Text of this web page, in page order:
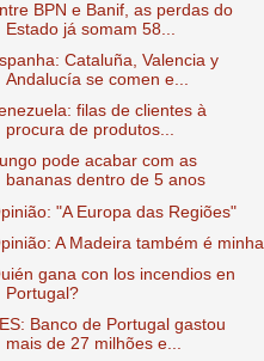
BPN e Banif, as perdas do
Estado já somam 58...
Cataluña, Valencia y
Andalucía se comen e...
filas de clientes à
procura de produtos...
pode acabar com as
bananas dentro de 5 anos
"A Europa das Regiões"
A Madeira também é minha
gana con los incendios en
Portugal?
Banco de Portugal gastou
mais de 27 milhões e...